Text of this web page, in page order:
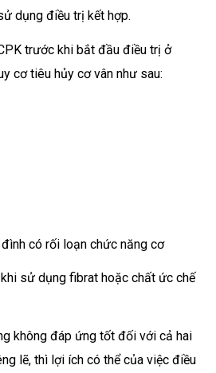
dụng điều trị kết hợp.
trước khi bắt đầu điều trị ở
cơ tiêu hủy cơ vân như sau:
có rối loạn chức năng cơ
sử dụng fibrat hoặc chất ức chế
không đáp ứng tốt đối với cả hai
lẽ, thì lợi ích có thể của việc điều